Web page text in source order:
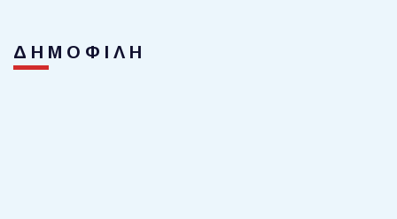
ΔΗΜΟΦΙΛΗ